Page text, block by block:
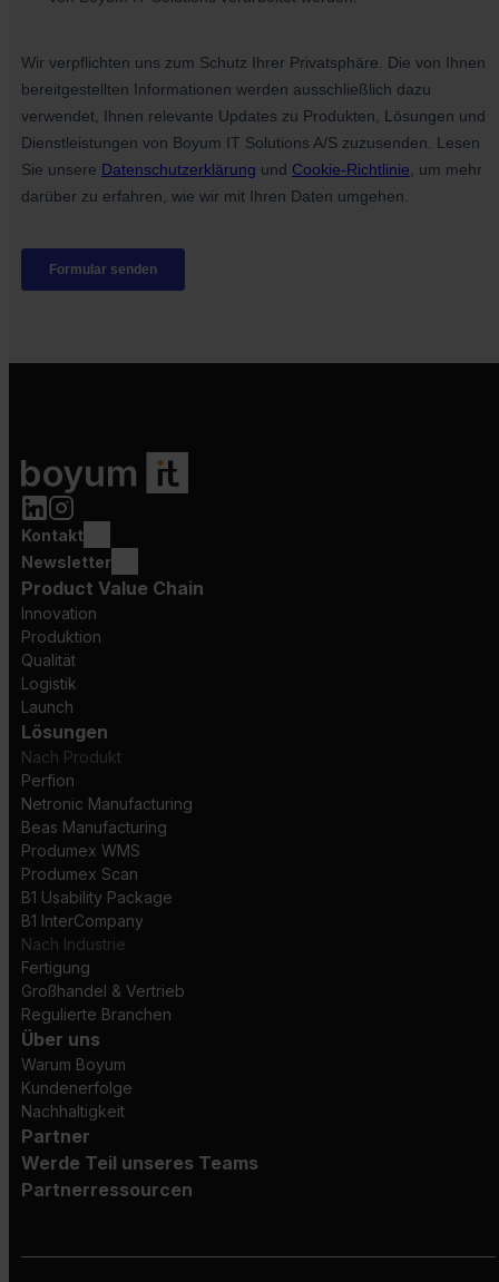
Kontakt
Newsletter
Product Value Chain
Innovation
Produktion
Qualität
Logistik
Launch
Lösungen
Nach Produkt
Perfion
Netronic Manufacturing
Beas Manufacturing
Produmex WMS
Produmex Scan
B1 Usability Package
B1 InterCompany
Nach Industrie
Fertigung
Großhandel & Vertrieb
Regulierte Branchen
Über uns
Warum Boyum
Kundenerfolge
Nachhaltigkeit
Partner
Werde Teil unseres Teams
Partnerressourcen